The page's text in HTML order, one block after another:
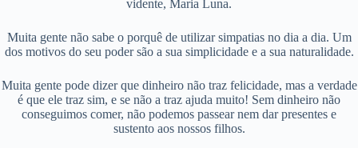
vidente, Maria Luna.
Muita gente não sabe o porquê de utilizar simpatias no dia a dia. Um
dos motivos do seu poder são a sua simplicidade e a sua naturalidade.
Muita gente pode dizer que dinheiro não traz felicidade, mas a verdade
é que ele traz sim, e se não a traz ajuda muito! Sem dinheiro não
conseguimos comer, não podemos passear nem dar presentes e
sustento aos nossos filhos.